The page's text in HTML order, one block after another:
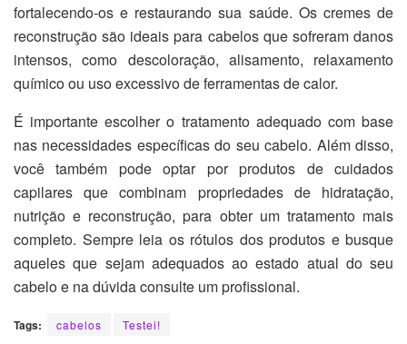
fortalecendo-os e restaurando sua saúde. Os cremes de
reconstrução são ideais para cabelos que sofreram danos
intensos, como descoloração, alisamento, relaxamento
químico ou uso excessivo de ferramentas de calor.
É importante escolher o tratamento adequado com base
nas necessidades específicas do seu cabelo. Além disso,
você também pode optar por produtos de cuidados
capilares que combinam propriedades de hidratação,
nutrição e reconstrução, para obter um tratamento mais
completo. Sempre leia os rótulos dos produtos e busque
aqueles que sejam adequados ao estado atual do seu
cabelo e na dúvida consulte um profissional.
Tags: cabelos Testei!